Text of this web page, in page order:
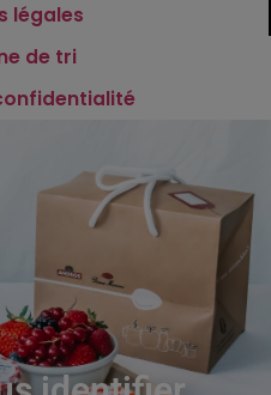
légales
de tri